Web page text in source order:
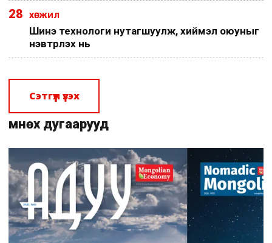
28 ХӨГЖИЛ
Шинэ технологи нутагшуулж, хиймэл оюуныг
нэвтрүүлэх нь
Сэтгүүл үзэх
Өмнөх дугаарууд